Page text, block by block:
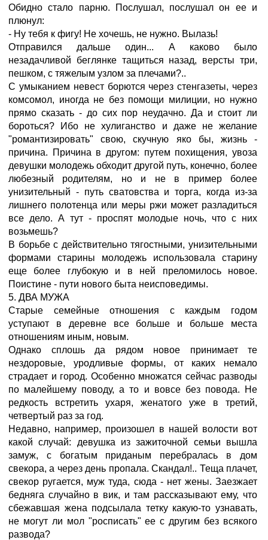
Обидно стало парню. Послушал, послушал он ее и
плюнул:
- Ну тебя к фигу! Не хочешь, не нужно. Вылазь!
Отправился дальше один... А каково было
незадачливой беглянке тащиться назад, версты три,
пешком, с тяжелым узлом за плечами?..
С умыканием невест борются через стенгазеты, через
комсомол, иногда не без помощи милиции, но нужно
прямо сказать - до сих пор неудачно. Да и стоит ли
бороться? Ибо не хулиганство и даже не желание
"романтизировать" свою, скучную яко бы, жизнь -
причина. Причина в другом: путем похищения, увоза
девушки молодежь обходит другой путь, конечно, более
любезный родителям, но и не в пример более
унизительный - путь сватовства и торга, когда из-за
лишнего полотенца или меры ржи может разладиться
все дело. А тут - проспят молодые ночь, что с них
возьмешь?
В борьбе с действительно тягостными, унизительными
формами старины молодежь использовала старину
еще более глубокую и в ней преломилось новое.
Поистине - пути нового быта неисповедимы.
5. ДВА МУЖА
Старые семейные отношения с каждым годом
уступают в деревне все больше и больше места
отношениям иным, новым.
Однако сплошь да рядом новое принимает те
нездоровые, уродливые формы, от каких немало
страдает и город. Особенно множатся сейчас разводы
по малейшему поводу, а то и вовсе без повода. Не
редкость встретить ухаря, женатого уже в третий,
четвертый раз за год.
Недавно, например, произошел в нашей волости вот
какой случай: девушка из зажиточной семьи вышла
замуж, с богатым приданым перебралась в дом
свекора, а через день пропала. Скандал!.. Теща плачет,
свекор ругается, муж туда, сюда - нет жены. Заезжает
бедняга случайно в вик, и там рассказывают ему, что
сбежавшая жена подсылала тетку какую-то узнавать,
не могут ли мол "росписать" ее с другим без всякого
развода?